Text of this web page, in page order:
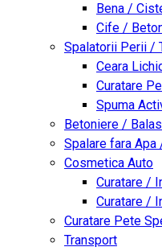
Bena /
Cife /
Spalatorii Perii /
Ceara
Curatare
Spuma
Betoniere /
Spalare fara Apa
Cosmetica Auto
Curatare /
Curatare /
Curatare Pete
Transport